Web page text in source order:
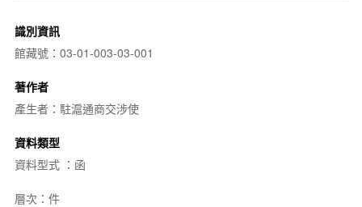
識別資訊
館藏號：03-01-003-03-001
著作者
產生者：駐滬通商交涉使
資料類型
資料型式 ：函
層次：件